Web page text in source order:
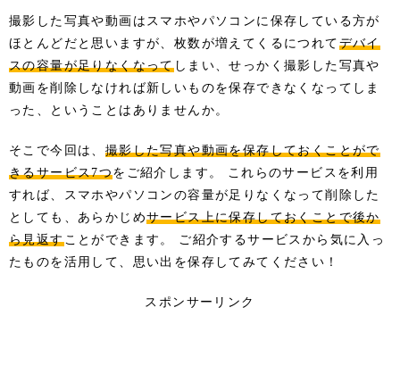
撮影した写真や動画はスマホやパソコンに保存している方が
ほとんどだと思いますが、枚数が増えてくるにつれて デバイ
スの容量が足りなくなってしまい、せっかく撮影した写真や
動画を削除しなければ新しいものを保存できなくなってしま
った、ということはありませんか。
そこで今回は、 撮影した写真や動画を保存しておくことがで
きるサービス7つをご紹介します。 これらのサービスを利用
すれば、スマホやパソコンの容量が足りなくなって削除した
としても、あらかじめサービス上に保存しておくことで後か
ら見返すことができます。 ご紹介するサービスから気に入っ
たものを活用して、思い出を保存してみてください！
スポンサーリンク